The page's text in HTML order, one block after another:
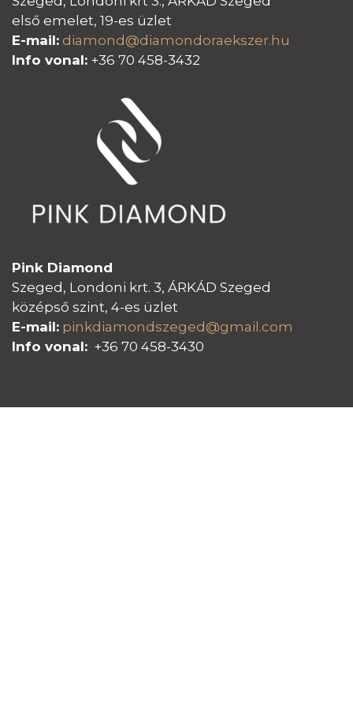
első emelet, 19-es üzlet
E-mail: diamond@diamondoraekszer.hu
Info vonal: +36 70 458-3432
Pink Diamond
Szeged, Londoni krt. 3, ÁRKÁD Szeged
középső szint, 4-es üzlet
E-mail: pinkdiamondszeged@gmail.com
Info vonal: +36 70 458-3430